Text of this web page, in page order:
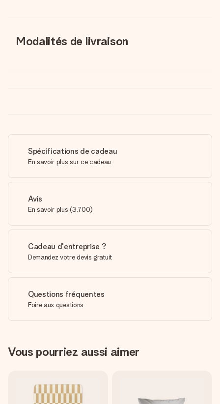
Modalités de livraison
Spécifications de cadeau
En savoir plus sur ce cadeau
Avis
En savoir plus (3,700)
Cadeau d'entreprise ?
Demandez votre devis gratuit
Questions fréquentes
Foire aux questions
Vous pourriez aussi aimer